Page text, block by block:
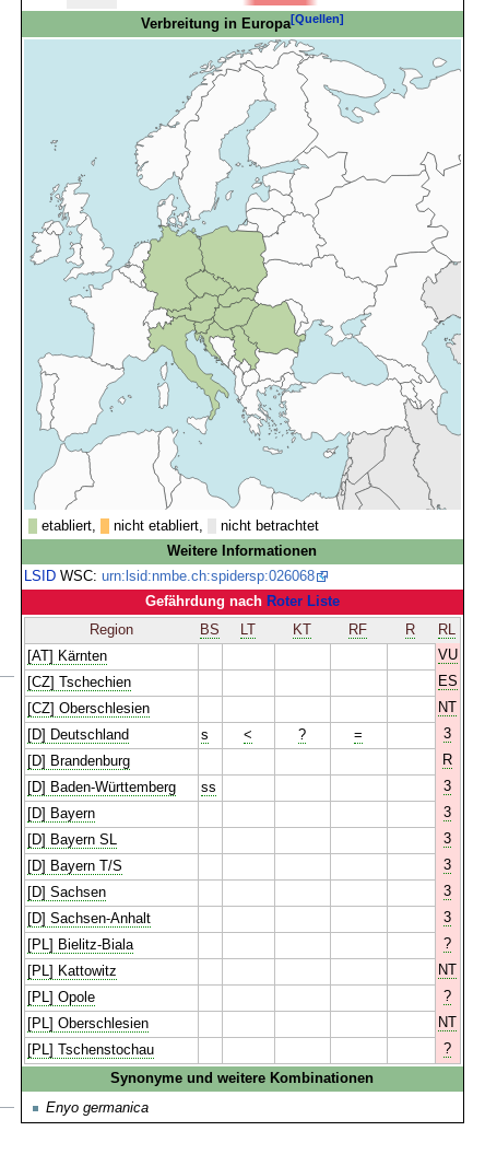
Verbreitung in Europa[Quellen]
etabliert, nicht etabliert,
nicht betrachtet
Weitere Informationen
LSIDWSC: urn:lsid:nmbe.ch:spidersp:026068
Gefährdung nach Roter Liste
Region
BS LT KT RF R
RL
[AT] Kärnten
VU
[CZ] Tschechien
ES
[CZ] Oberschlesien
NT
[D] Deutschland
s < ? =
3
[D] Brandenburg
R
[D] Baden-Württemberg
ss
3
[D] Bayern
3
[D] Bayern SL
3
[D] Bayern T/S
3
[D] Sachsen
3
[D] Sachsen-Anhalt
3
[PL] Bielitz-Biala
?
[PL] Kattowitz
NT
[PL] Opole
?
[PL] Oberschlesien
NT
[PL] Tschenstochau
?
Synonyme und weitere Kombinationen
Enyo germanica